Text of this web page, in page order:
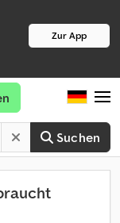
Zur App
Suchen